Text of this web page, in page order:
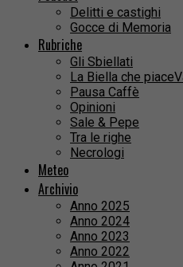
Delitti e castighi
Gocce di Memoria
Rubriche
Gli Sbiellati
La Biella che
Pausa Caffè
Opinioni
Sale & Pepe
Tra le righe
Necrologi
Meteo
Archivio
Anno 2025
Anno 2024
Anno 2023
Anno 2022